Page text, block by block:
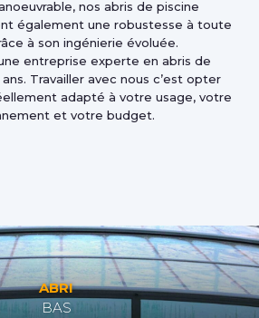
nos abris de piscine
également une robustesse à toute
à son ingénierie évoluée.
entreprise experte en abris de
Travailler avec nous c’est opter
adapté à votre usage, votre
et votre budget.
ABRI
BAS